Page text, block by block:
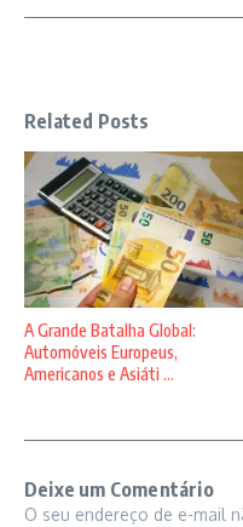
Related Posts
A Grande Batalha Global:
Automóveis Europeus,
Americanos e Asiáti ...
Deixe um Comentário
O seu endereço de e-mail